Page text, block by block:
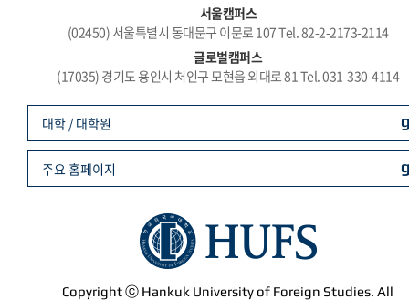
서울캠퍼스
(02450) 서울특별시 동대문구 이문로 107 Tel. 82-2-2173-2114
글로벌캠퍼스
(17035) 경기도 용인시 처인구 모현읍 외대로 81 Tel. 031-330-4114
Copyright ⓒ Hankuk University of Foreign Studies. All
대학 / 대학원
주요 홈페이지